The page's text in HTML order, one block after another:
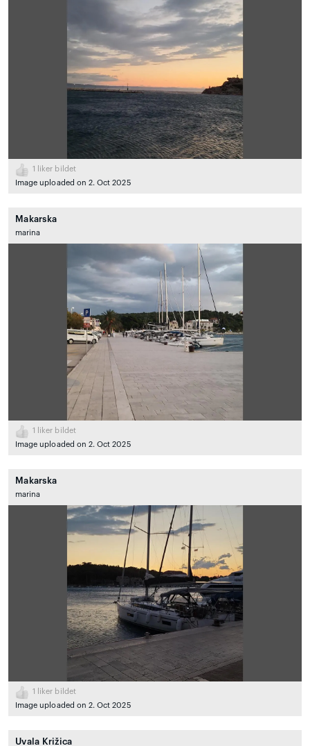
1
liker bildet
Image uploaded on 2. Oct 2025
Makarska
marina
1
liker bildet
Image uploaded on 2. Oct 2025
Makarska
marina
1
liker bildet
Image uploaded on 2. Oct 2025
Uvala Križica